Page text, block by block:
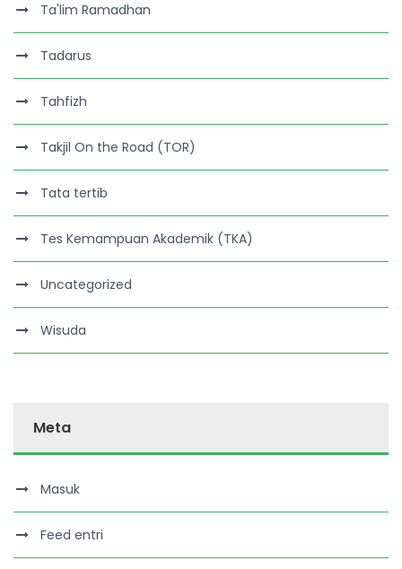
Ta'lim Ramadhan
Tadarus
Tahfizh
Takjil On the Road (TOR)
Tata tertib
Tes Kemampuan Akademik (TKA)
Uncategorized
Wisuda
Meta
Masuk
Feed entri